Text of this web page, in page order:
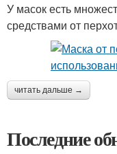
У масок есть
средствами от
читать дальше →
Последние